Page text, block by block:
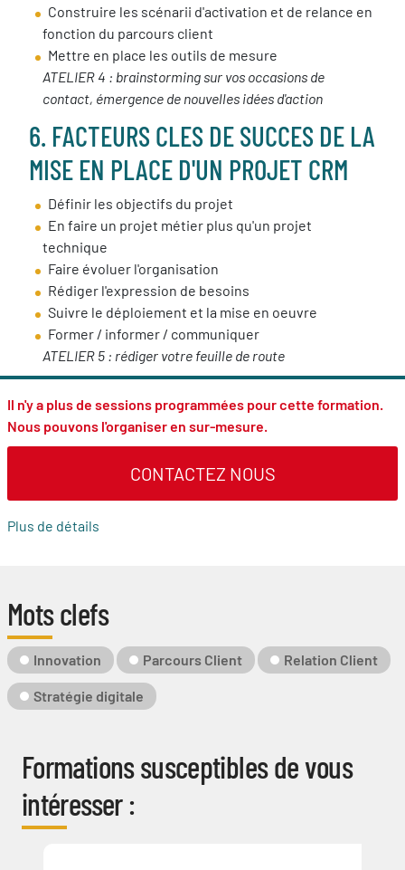
Construire les scénarii d'activation et de relance en
fonction du parcours client
Mettre en place les outils de mesure
ATELIER 4 : brainstorming sur vos occasions de
contact, émergence de nouvelles idées d'action
6. FACTEURS CLES DE SUCCES DE LA
MISE EN PLACE D'UN PROJET CRM
Définir les objectifs du projet
En faire un projet métier plus qu'un projet
technique
Faire évoluer l'organisation
Rédiger l'expression de besoins
Suivre le déploiement et la mise en oeuvre
Former / informer / communiquer
ATELIER 5 : rédiger votre feuille de route
Il n'y a plus de sessions programmées pour cette formation.
Nous pouvons l'organiser en sur-mesure.
CONTACTEZ NOUS
Plus de détails
Mots clefs
Mot-
Clé
Innovation Parcours Client Relation Client
Stratégie digitale
Formations susceptibles de vous
intéresser :